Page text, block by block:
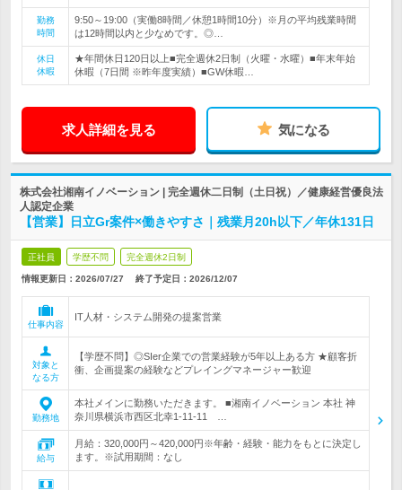
勤務
時間
9:50～19:00（実働8時間／休憩1時間10分）※月の平均残業時間
は12時間以内と少なめです。◎…
休日
休暇
★年間休日120日以上■完全週休2日制（火曜・水曜）■年末年始
休暇（7日間 ※昨年度実績）■GW休暇…
求人詳細を見る 気になる
株式会社湘南イノベーション | 完全週休二日制（土日祝）／健康経営優良法
人認定企業
【営業】日立Gr案件×働きやすさ｜残業月20h以下／年休131日
正社員 学歴不問 完全週休2日制
情報更新日：2026/07/27 終了予定日： 2026/12/07
仕事内容
IT人材・システム開発の提案営業
対象と
なる方
【学歴不問】◎SIer企業での営業経験が5年以上ある方 ★顧客折
衝、企画提案の経験などプレイングマネージャー歓迎
勤務地
本社メインに勤務いただきます。 ■湘南イノベーション 本社 神
奈川県横浜市西区北幸1-11-11 …
給与
月給：320,000円～420,000円※年齢・経験・能力をもとに決定し
ます。※試用期間：なし